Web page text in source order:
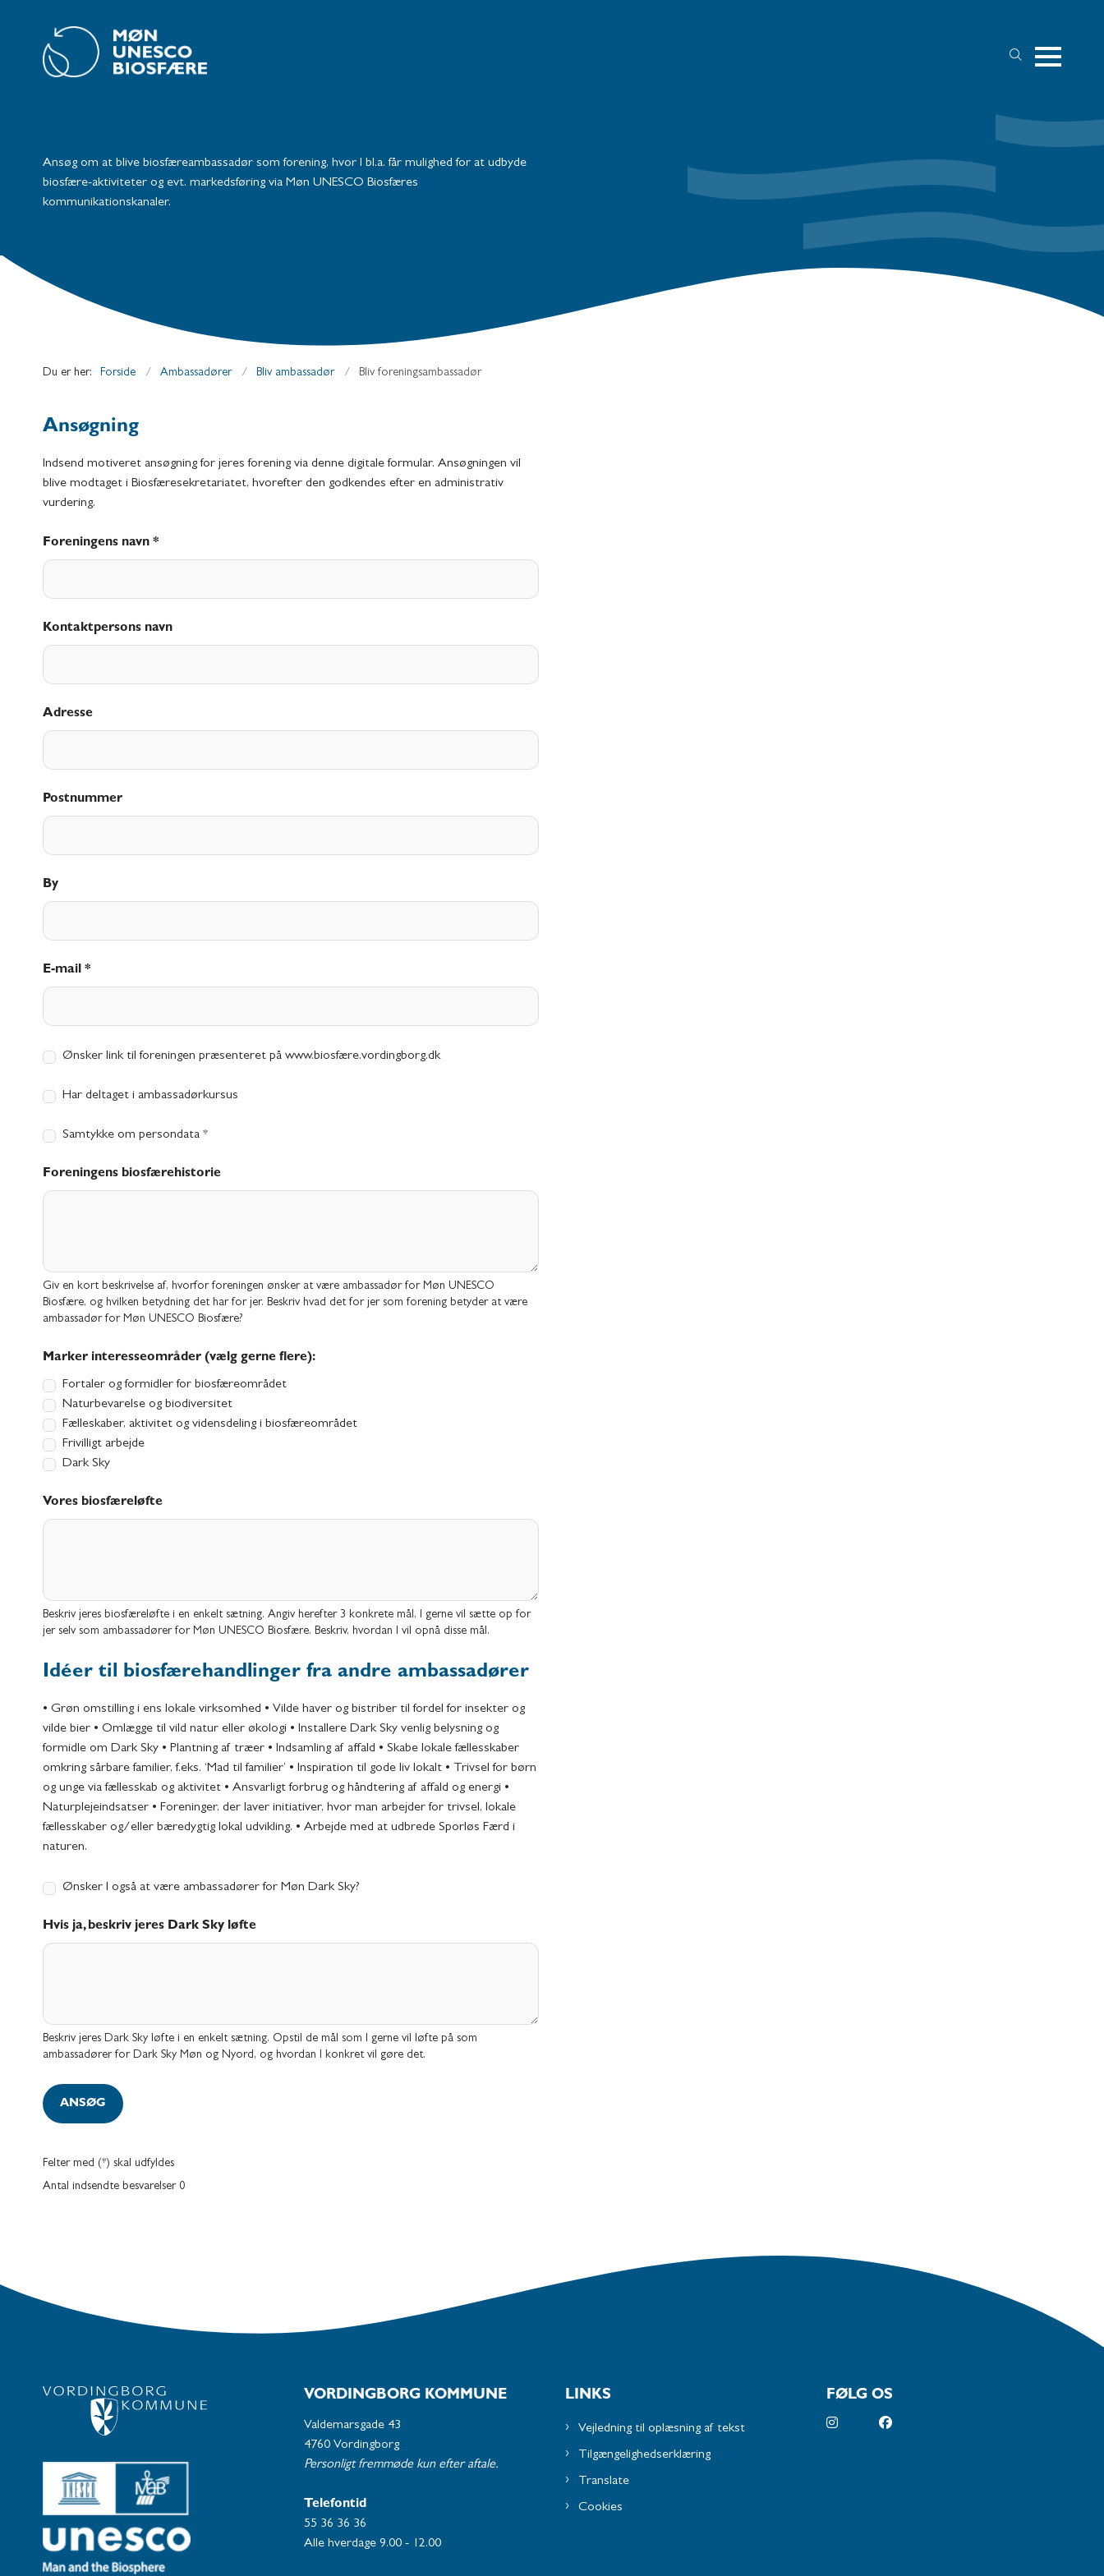
Ansøg om at blive biosfæreambassadør som forening, hvor I bl.a. får mulighed for at udbyde
biosfære-aktiviteter og evt. markedsføring via Møn UNESCO Biosfæres
kommunikationskanaler.
Du er her: Forside Ambassadører Bliv ambassadør Bliv foreningsambassadør
Ansøgning
Indsend motiveret ansøgning for jeres forening via denne digitale formular. Ansøgningen vil
blive modtaget i Biosfæresekretariatet, hvorefter den godkendes efter en administrativ
vurdering.
Foreningens navn *
Kontaktpersons navn
Adresse
Postnummer
By
E-mail *
Ønsker link til foreningen præsenteret på www.biosfære.vordingborg.dk
Har deltaget i ambassadørkursus
Samtykke om persondata *
Foreningens biosfærehistorie
Giv en kort beskrivelse af, hvorfor foreningen ønsker at være ambassadør for Møn UNESCO
Biosfære, og hvilken betydning det har for jer. Beskriv hvad det for jer som forening betyder at være
ambassadør for Møn UNESCO Biosfære?
Marker interesseområder (vælg gerne flere):
Fortaler og formidler for biosfæreområdet
Naturbevarelse og biodiversitet
Fælleskaber, aktivitet og vidensdeling i biosfæreområdet
Frivilligt arbejde
Dark Sky
Vores biosfæreløfte
Beskriv jeres biosfæreløfte i en enkelt sætning. Angiv herefter 3 konkrete mål, I gerne vil sætte op for
jer selv som ambassadører for Møn UNESCO Biosfære. Beskriv, hvordan I vil opnå disse mål.
Idéer til biosfærehandlinger fra andre ambassadører
• Grøn omstilling i ens lokale virksomhed • Vilde haver og bistriber til fordel for insekter og
vilde bier • Omlægge til vild natur eller økologi • Installere Dark Sky venlig belysning og
formidle om Dark Sky • Plantning af træer • Indsamling af affald • Skabe lokale fællesskaber
omkring sårbare familier, f.eks. ‘Mad til familier’ • Inspiration til gode liv lokalt • Trivsel for børn
og unge via fællesskab og aktivitet • Ansvarligt forbrug og håndtering af affald og energi •
Naturplejeindsatser • Foreninger, der laver initiativer, hvor man arbejder for trivsel, lokale
fællesskaber og/eller bæredygtig lokal udvikling. • Arbejde med at udbrede Sporløs Færd i
naturen.
Ønsker I også at være ambassadører for Møn Dark Sky?
Hvis ja, beskriv jeres Dark Sky løfte
Beskriv jeres Dark Sky løfte i en enkelt sætning. Opstil de mål som I gerne vil løfte på som
ambassadører for Dark Sky Møn og Nyord, og hvordan I konkret vil gøre det.
ANSØG
Felter med (*) skal udfyldes
Antal indsendte besvarelser 0
VORDINGBORG KOMMUNE
Valdemarsgade 43
4760 Vordingborg
Personligt fremmøde kun efter aftale.
Telefontid
55 36 36 36
Alle hverdage 9.00 - 12.00
LINKS
Vejledning til oplæsning af tekst
Tilgængelighedserklæring
Translate
Cookies
FØLG OS